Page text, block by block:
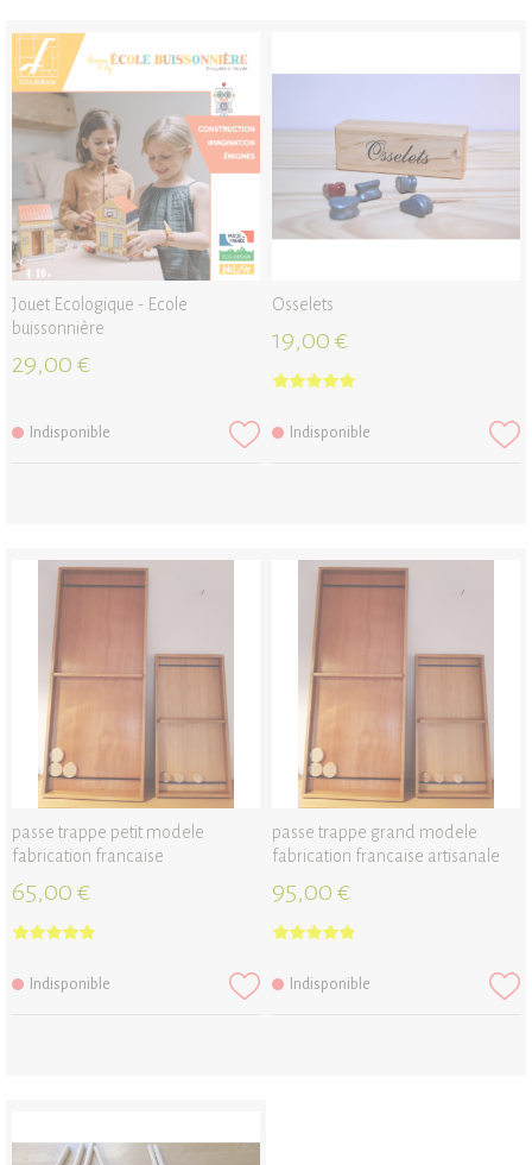
Jouet Ecologique - Ecole
buissonnière
29,00 €
Indisponible
Osselets
19,00 €
Indisponible
passe trappe petit modele
fabrication francaise
65,00 €
Indisponible
passe trappe grand modele
fabrication francaise artisanale
95,00 €
Indisponible